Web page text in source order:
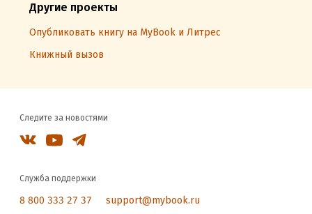
Другие проекты
Опубликовать книгу на MyBook и Литрес
Книжный вызов
Следите за новостями
Служба поддержки
8 800 333 27 37 support@mybook.ru